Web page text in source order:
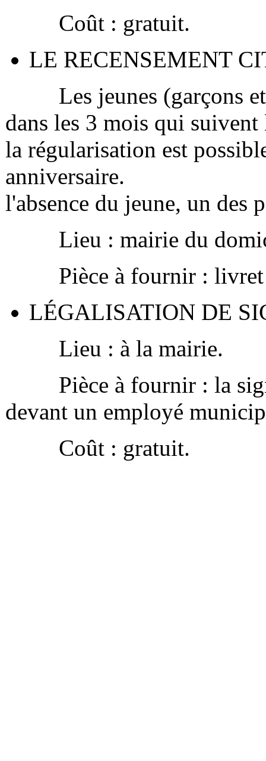
Coût : gratuit.
LE RECENSEMENT
Les jeunes (garçons et
dans les 3 mois qui
la régularisation est
l'absence du jeune, un des
Lieu : mairie du
Pièce à fournir : livret
LÉGALISATION DE
Lieu : à la mairie.
Pièce à fournir : la
devant un employé
Coût : gratuit.